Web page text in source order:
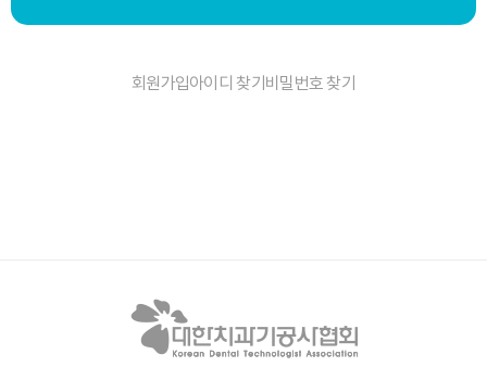
회원가입아이디 찾기비밀번호 찾기